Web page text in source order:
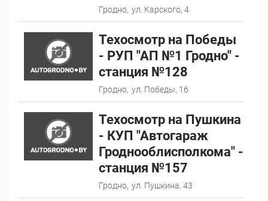
Гродно, ул. Карского, 4
Техосмотр на Победы
- РУП "АП №1 Гродно" -
станция №128
Гродно, ул. Победы, 16
Техосмотр на Пушкина
- КУП "Автогараж
Гроднооблисполкома" -
станция №157
Гродно, ул. Пушкина, 43